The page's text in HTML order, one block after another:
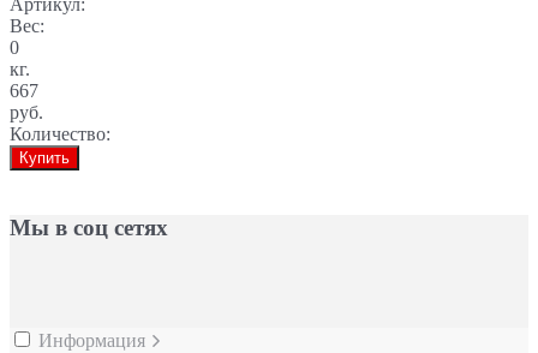
Вес:
0
кг.
667
руб.
Количество:
Купить
Мы в соц сетях
Информация